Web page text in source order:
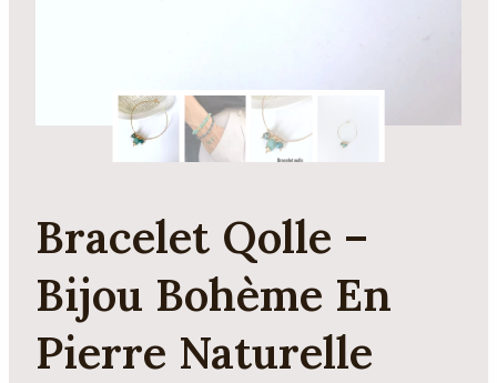
Bracelet Qolle –
Bijou Bohème En
Pierre Naturelle